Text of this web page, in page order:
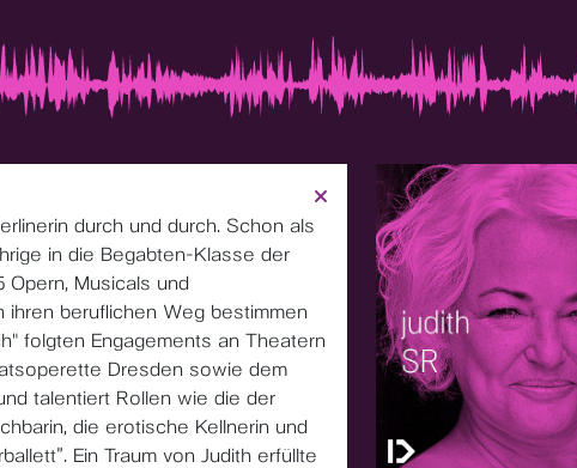
durch und durch. Schon als
in die Begabten-Klasse der
Opern, Musicals und
ihren beruflichen Weg bestimmen
folgten Engagements an Theatern
Dresden sowie dem
talentiert Rollen wie die der
die erotische Kellnerin und
Ein Traum von Judith erfüllte